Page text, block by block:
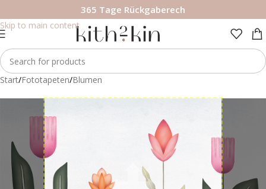
Skip to main content
365 Tage Rückgaberech
Start/Fototapeten/Blumen